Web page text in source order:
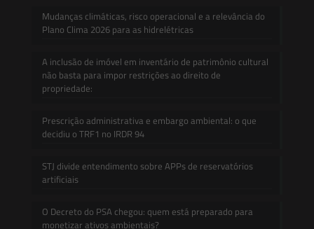
Mudanças climáticas, risco operacional e a relevância do
Plano Clima 2026 para as hidrelétricas
A inclusão de imóvel em inventário de patrimônio cultural
não basta para impor restrições ao direito de
propriedade:
Prescrição administrativa e embargo ambiental: o que
decidiu o TRF1 no IRDR 94
STJ divide entendimento sobre APPs de reservatórios
artificiais
O Decreto do PSA chegou: quem está preparado para
monetizar ativos ambientais?